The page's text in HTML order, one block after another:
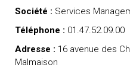
Société : Services
Téléphone : 01.47.52.09.00
Adresse : 16 avenue des
Malmaison